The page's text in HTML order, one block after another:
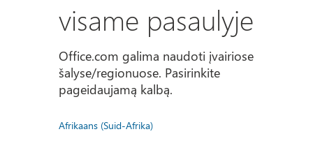
visame pasaulyje
Office.com galima naudoti įvairiose
šalyse/regionuose. Pasirinkite
pageidaujamą kalbą.
Afrikaans (Suid-Afrika)